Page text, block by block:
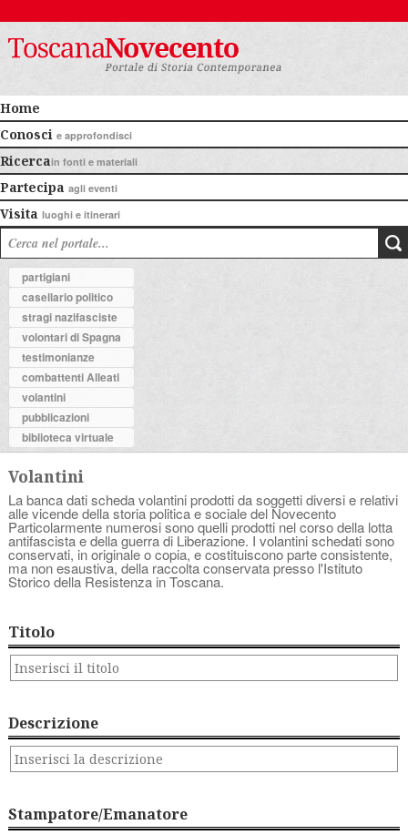
Home
Conosci e approfondisci
Ricercain fonti e materiali
Partecipa agli eventi
Visita luoghi e itinerari
partigiani
casellario politico
stragi nazifasciste
volontari di Spagna
testimonianze
combattenti Alleati
volantini
pubblicazioni
biblioteca virtuale
Volantini
La banca dati scheda volantini prodotti da soggetti diversi e relativi
alle vicende della storia politica e sociale del Novecento
Particolarmente numerosi sono quelli prodotti nel corso della lotta
antifascista e della guerra di Liberazione. I volantini schedati sono
conservati, in originale o copia, e costituiscono parte consistente,
ma non esaustiva, della raccolta conservata presso l'Istituto
Storico della Resistenza in Toscana.
Titolo
Descrizione
Stampatore/Emanatore